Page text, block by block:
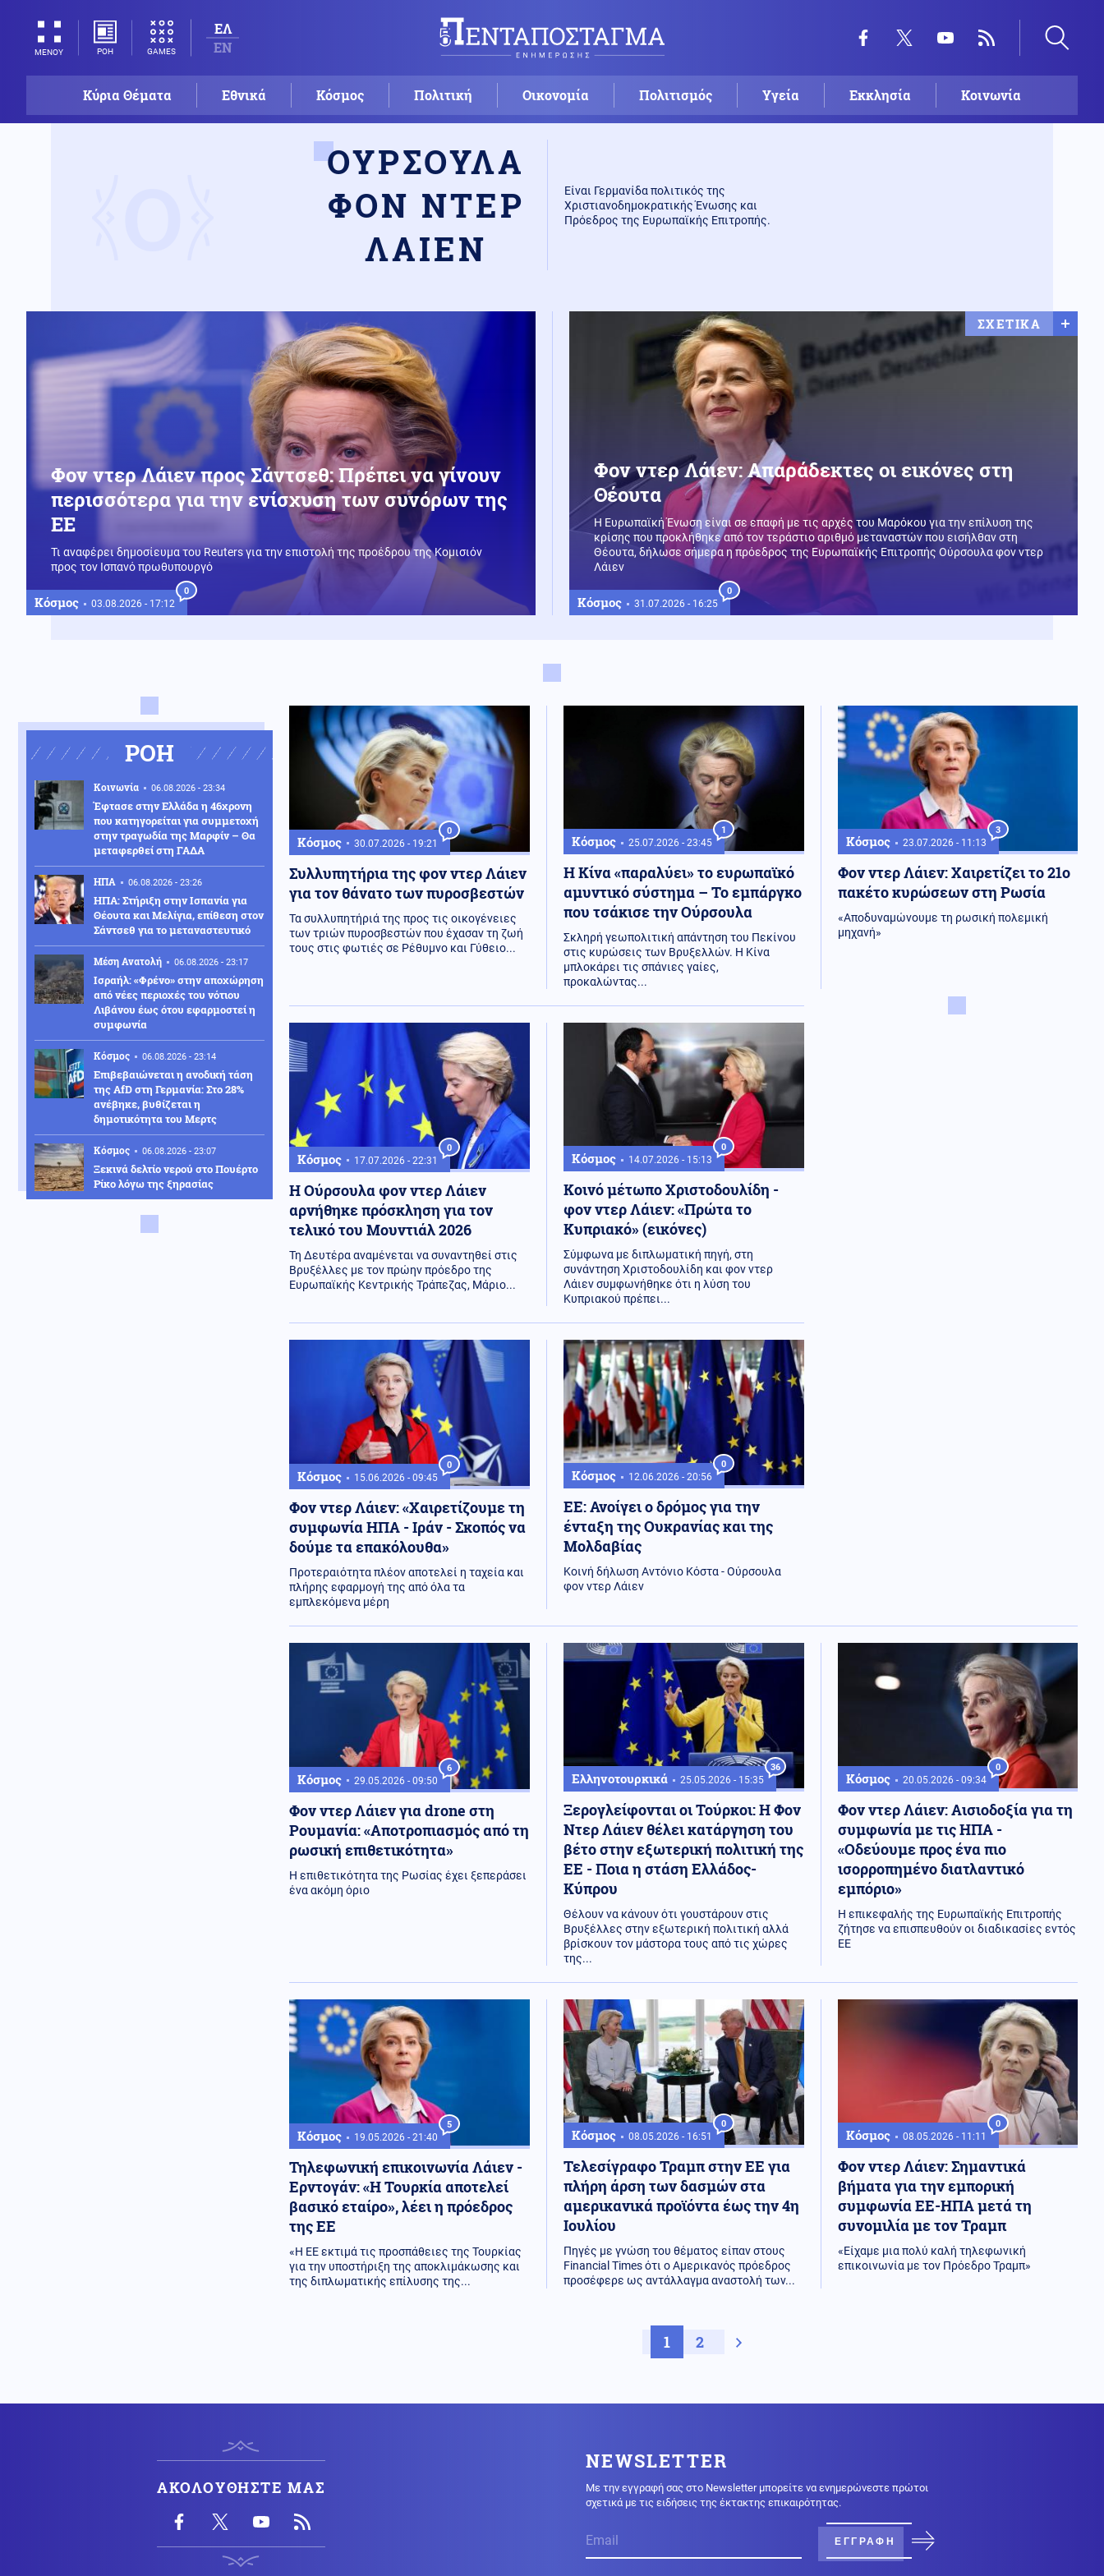
ΜΕΝΟΥ ΡΟΗ GAMES
ΕΛ
EN
Κύρια Θέματα Εθνικά Κόσμος Πολιτική Οικονομία Πολιτισμός Υγεία Εκκλησία Κοινωνία
ΟΥΡΣΟΥΛΑ
ΦΟΝ ΝΤΕΡ
ΛΑΙΕΝ
Είναι Γερμανίδα πολιτικός της
Χριστιανοδημοκρατικής Ένωσης και
Πρόεδρος της Ευρωπαϊκής Επιτροπής.
Κόσμος 03.08.2026 - 17:12
0
Φον ντερ Λάιεν προς Σάντσεθ: Πρέπει να γίνουν
περισσότερα για την ενίσχυση των συνόρων της
ΕΕ
Τι αναφέρει δημοσίευμα του Reuters για την επιστολή της προέδρου της Κομισιόν
προς τον Ισπανό πρωθυπουργό
Κόσμος 31.07.2026 - 16:25
0
Φον ντερ Λάιεν: Απαράδεκτες οι εικόνες στη
Θέουτα
Η Ευρωπαϊκή Ένωση είναι σε επαφή με τις αρχές του Μαρόκου για την επίλυση της
κρίσης που προκλήθηκε από τον τεράστιο αριθμό μεταναστών που εισήλθαν στη
Θέουτα, δήλωσε σήμερα η πρόεδρος της Ευρωπαϊκής Επιτροπής Ούρσουλα φον ντερ
Λάιεν
ΣΧΕΤΙΚΑ
Κόσμος 30.07.2026 - 19:21
0
Συλλυπητήρια της φον ντερ Λάιεν
για τον θάνατο των πυροσβεστών
Τα συλλυπητήριά της προς τις οικογένειες
των τριών πυροσβεστών που έχασαν τη ζωή
τους στις φωτιές σε Ρέθυμνο και Γύθειο...
Κόσμος 25.07.2026 - 23:45
1
Η Κίνα «παραλύει» το ευρωπαϊκό
αμυντικό σύστημα – Το εμπάργκο
που τσάκισε την Ούρσουλα
Σκληρή γεωπολιτική απάντηση του Πεκίνου
στις κυρώσεις των Βρυξελλών. Η Κίνα
μπλοκάρει τις σπάνιες γαίες,
προκαλώντας...
Κόσμος 23.07.2026 - 11:13
3
Φον ντερ Λάιεν: Χαιρετίζει το 21ο
πακέτο κυρώσεων στη Ρωσία
«Αποδυναμώνουμε τη ρωσική πολεμική
μηχανή»
Κόσμος 17.07.2026 - 22:31
0
Η Ούρσουλα φον ντερ Λάιεν
αρνήθηκε πρόσκληση για τον
τελικό του Μουντιάλ 2026
Τη Δευτέρα αναμένεται να συναντηθεί στις
Βρυξέλλες με τον πρώην πρόεδρο της
Ευρωπαϊκής Κεντρικής Τράπεζας, Μάριο...
Κόσμος 14.07.2026 - 15:13
0
Κοινό μέτωπο Χριστοδουλίδη -
φον ντερ Λάιεν: «Πρώτα το
Κυπριακό» (εικόνες)
Σύμφωνα με διπλωματική πηγή, στη
συνάντηση Χριστοδουλίδη και φον ντερ
Λάιεν συμφωνήθηκε ότι η λύση του
Κυπριακού πρέπει...
Κόσμος 15.06.2026 - 09:45
0
Φον ντερ Λάιεν: «Χαιρετίζουμε τη
συμφωνία ΗΠΑ - Ιράν - Σκοπός να
δούμε τα επακόλουθα»
Προτεραιότητα πλέον αποτελεί η ταχεία και
πλήρης εφαρμογή της από όλα τα
εμπλεκόμενα μέρη
Κόσμος 12.06.2026 - 20:56
0
ΕΕ: Ανοίγει ο δρόμος για την
ένταξη της Ουκρανίας και της
Μολδαβίας
Κοινή δήλωση Αντόνιο Κόστα - Ούρσουλα
φον ντερ Λάιεν
Κόσμος 29.05.2026 - 09:50
6
Φον ντερ Λάιεν για drone στη
Ρουμανία: «Αποτροπιασμός από τη
ρωσική επιθετικότητα»
Η επιθετικότητα της Ρωσίας έχει ξεπεράσει
ένα ακόμη όριο
Ελληνοτουρκικά 25.05.2026 - 15:35
36
Ξερογλείφονται οι Τούρκοι: Η Φον
Ντερ Λάιεν θέλει κατάργηση του
βέτο στην εξωτερική πολιτική της
ΕΕ - Ποια η στάση Ελλάδος-
Κύπρου
Θέλουν να κάνουν ότι γουστάρουν στις
Βρυξέλλες στην εξωτερική πολιτική αλλά
βρίσκουν τον μάστορα τους από τις χώρες
της...
Κόσμος 20.05.2026 - 09:34
0
Φον ντερ Λάιεν: Αισιοδοξία για τη
συμφωνία με τις ΗΠΑ -
«Οδεύουμε προς ένα πιο
ισορροπημένο διατλαντικό
εμπόριο»
Η επικεφαλής της Ευρωπαϊκής Επιτροπής
ζήτησε να επισπευθούν οι διαδικασίες εντός
ΕΕ
Κόσμος 19.05.2026 - 21:40
5
Τηλεφωνική επικοινωνία Λάιεν -
Ερντογάν: «Η Τουρκία αποτελεί
βασικό εταίρο», λέει η πρόεδρος
της ΕΕ
«Η ΕΕ εκτιμά τις προσπάθειες της Τουρκίας
για την υποστήριξη της αποκλιμάκωσης και
της διπλωματικής επίλυσης της...
Κόσμος 08.05.2026 - 16:51
0
Τελεσίγραφο Τραμπ στην ΕΕ για
πλήρη άρση των δασμών στα
αμερικανικά προϊόντα έως την 4η
Ιουλίου
Πηγές με γνώση του θέματος είπαν στους
Financial Times ότι ο Αμερικανός πρόεδρος
προσέφερε ως αντάλλαγμα αναστολή των...
Κόσμος 08.05.2026 - 11:11
0
Φον ντερ Λάιεν: Σημαντικά
βήματα για την εμπορική
συμφωνία ΕΕ-ΗΠΑ μετά τη
συνομιλία με τον Τραμπ
«Είχαμε μια πολύ καλή τηλεφωνική
επικοινωνία με τον Πρόεδρο Τραμπ»
1 2 Next page
ΡΟΗ
Κοινωνία 06.08.2026 - 23:34
Έφτασε στην Ελλάδα η 46χρονη
που κατηγορείται για συμμετοχή
στην τραγωδία της Μαρφίν – Θα
μεταφερθεί στη ΓΑΔΑ
ΗΠΑ 06.08.2026 - 23:26
ΗΠΑ: Στήριξη στην Ισπανία για
Θέουτα και Μελίγια, επίθεση στον
Σάντσεθ για το μεταναστευτικό
Μέση Ανατολή 06.08.2026 - 23:17
Ισραήλ: «Φρένο» στην αποχώρηση
από νέες περιοχές του νότιου
Λιβάνου έως ότου εφαρμοστεί η
συμφωνία
Κόσμος 06.08.2026 - 23:14
Επιβεβαιώνεται η ανοδική τάση
της AfD στη Γερμανία: Στο 28%
ανέβηκε, βυθίζεται η
δημοτικότητα του Μερτς
Κόσμος 06.08.2026 - 23:07
Ξεκινά δελτίο νερού στο Πουέρτο
Ρίκο λόγω της ξηρασίας
Διαμάχη μεταξύ αδελφών για
πυροβολισμούς με τους τρεις
Γκουτέρες: Οι επιθέσεις κατά
πρέπει να σταματήσουν αμέσως
ΑΚΟΛΟΥΘΗΣΤΕ ΜΑΣ
NEWSLETTER
Με την εγγραφή σας στο Newsletter μπορείτε να ενημερώνεστε πρώτοι
σχετικά με τις ειδήσεις της έκτακτης επικαιρότητας.
ΕΓΓΡΑΦΗ